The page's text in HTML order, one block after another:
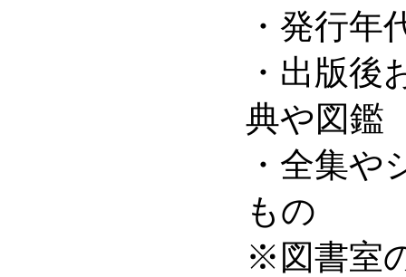
・発行年
・出版後
典や図鑑
・全集
もの
※図書室